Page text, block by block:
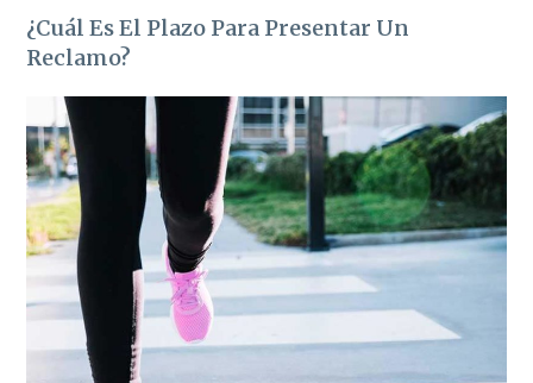
¿Cuál Es El Plazo Para Presentar Un
Reclamo?